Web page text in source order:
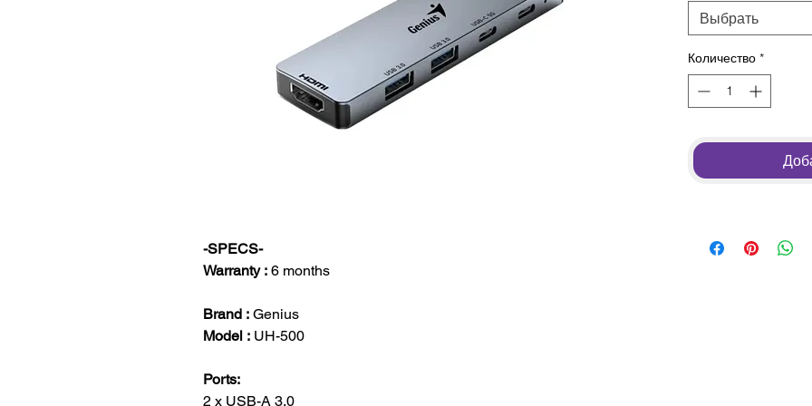
-SPECS-
Warranty : 6 months
Brand : Genius
Model : UH-500
Ports:
2 x USB-A 3.0
Выбрать
Количество *